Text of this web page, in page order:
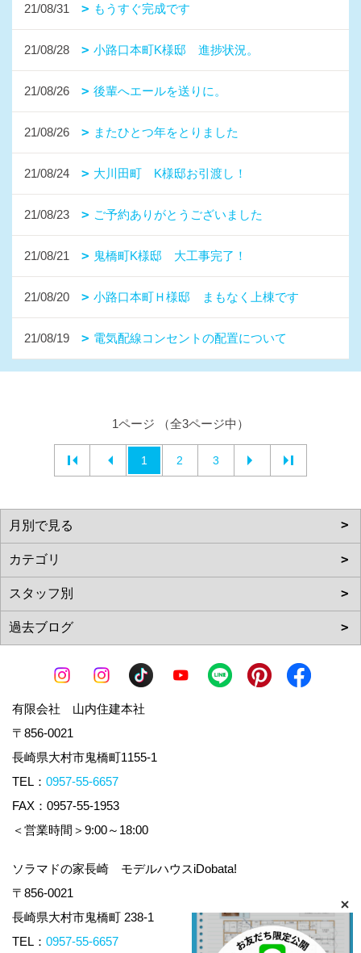
21/08/31 もうすぐ完成です
21/08/28 小路口本町K様邸 進捗状況。
21/08/26 後輩へエールを送りに。
21/08/26 またひとつ年をとりました
21/08/24 大川田町 K様邸お引渡し！
21/08/23 ご予約ありがとうございました
21/08/21 鬼橋町K様邸 大工事完了！
21/08/20 小路口本町Ｈ様邸 まもなく上棟です
21/08/19 電気配線コンセントの配置について
1ページ （全3ページ中）
1 2 3
有限会社 山内住建本社
〒856-0021
長崎県大村市鬼橋町1155-1
TEL： 0957-55-6657
FAX：0957-55-1953
＜営業時間＞9:00～18:00
ソラマドの家長崎 モデルハウスiDobata!
〒856-0021
長崎県大村市鬼橋町 238-1
TEL： 0957-55-6657